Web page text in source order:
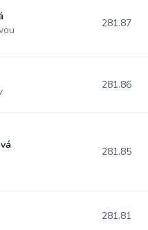
281.87
281.86
281.85
281.81